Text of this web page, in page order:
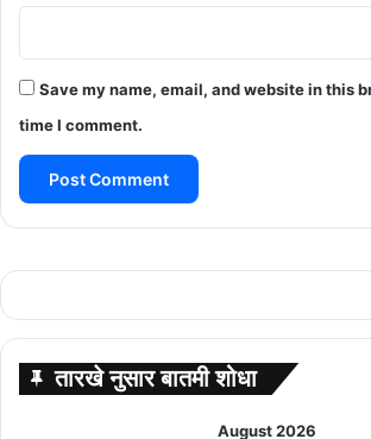
Save my name, email, and website in this
time I comment.
तारखे नुसार बातमी शोधा
August 2026